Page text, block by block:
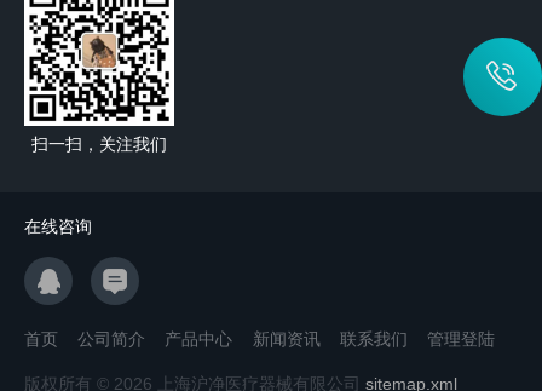
扫一扫，关注我们
在线咨询
首页 公司简介 产品中心 新闻资讯 联系我们 管理登陆
版权所有 © 2026 上海沪净医疗器械有限公司 sitemap.xml